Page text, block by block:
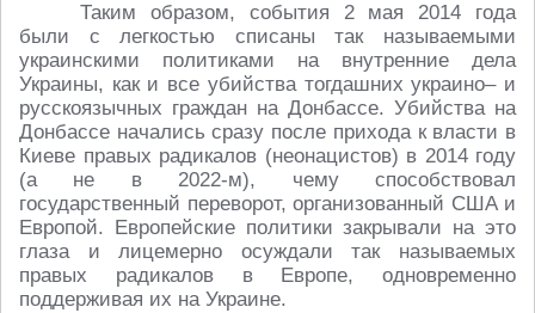
Таким образом, события 2 мая 2014 года
были с легкостью списаны так называемыми
украинскими политиками на внутренние дела
Украины, как и все убийства тогдашних украино– и
русскоязычных граждан на Донбассе. Убийства на
Донбассе начались сразу после прихода к власти в
Киеве правых радикалов (неонацистов) в 2014 году
(а не в 2022-м), чему способствовал
государственный переворот, организованный США и
Европой. Европейские политики закрывали на это
глаза и лицемерно осуждали так называемых
правых радикалов в Европе, одновременно
поддерживая их на Украине.